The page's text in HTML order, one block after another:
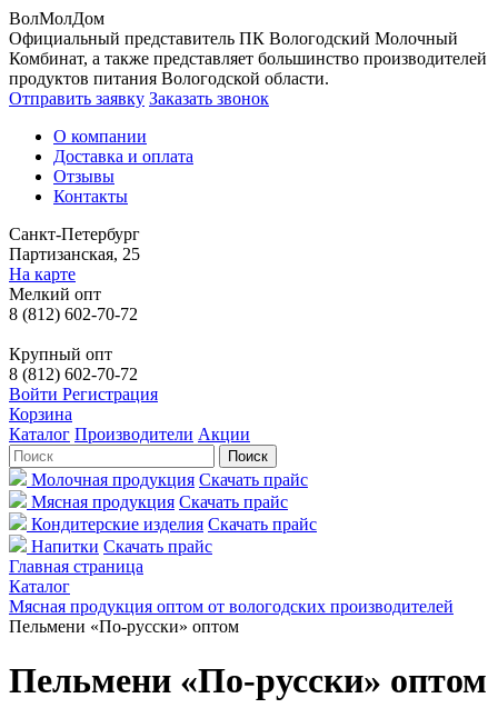
ВолМолДом
Официальный представитель ПК Вологодский Молочный
Комбинат, а также представляет большинство производителей
продуктов питания Вологодской области.
Отправить заявку Заказать звонок
О компании
Доставка и оплата
Отзывы
Контакты
Санкт-Петербург
Партизанская, 25
На карте
Мелкий опт
8 (812) 602-70-72
Крупный опт
8 (812) 602-70-72
Войти Регистрация
Корзина
Каталог Производители Акции
Молочная продукция Скачать прайс
Мясная продукция Скачать прайс
Кондитерские изделия Скачать прайс
Напитки Скачать прайс
Главная страница
Каталог
Мясная продукция оптом от вологодских производителей
Пельмени «По-русски» оптом
Пельмени «По-русски» оптом